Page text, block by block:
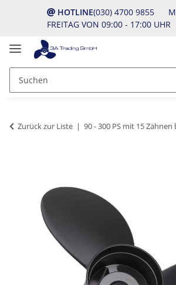
HOTLINE(030) 4700 9855
FREITAG VON 09:00 - 17:00 UHR
Zurück zur Liste 90 - 300 PS mit 15 Zähnen